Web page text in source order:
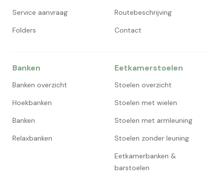
Service aanvraag
Folders
Routebeschrijving
Contact
Banken
Banken overzicht
Hoekbanken
Banken
Relaxbanken
Eetkamerstoelen
Stoelen overzicht
Stoelen met wielen
Stoelen met armleuning
Stoelen zonder leuning
Eetkamerbanken &
barstoelen